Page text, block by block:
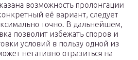
возможность пролонгации
её вариант, следует
точно. В дальнейшем,
позволит избежать споров и
условий в пользу одной из
негативно отразиться на